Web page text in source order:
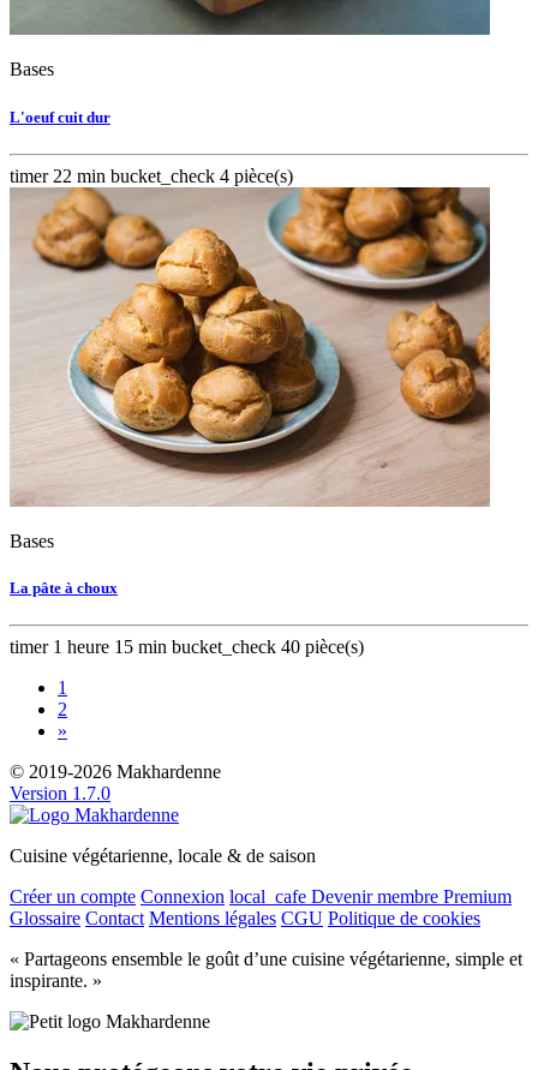
Bases
L'oeuf cuit dur
timer22 min bucket_check 4 pièce(s)
Bases
La pâte à choux
timer1 heure 15 min bucket_check 40 pièce(s)
1
2
»
© 2019-2026 Makhardenne
Version 1.7.0
Cuisine végétarienne, locale & de saison
Créer un compte Connexion local_cafe Devenir membre Premium
Glossaire Contact Mentions légales CGU Politique de cookies
« Partageons ensemble le goût d’une cuisine végétarienne, simple et
inspirante. »